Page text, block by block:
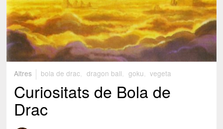
Altres bola de drac, dragon ball, goku, vegeta
Curiositats de Bola de
Drac